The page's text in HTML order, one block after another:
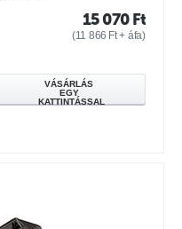
15 070 Ft
(11 866 Ft+ áfa)
VÁSÁRLÁS
EGY
KATTINTÁSSAL